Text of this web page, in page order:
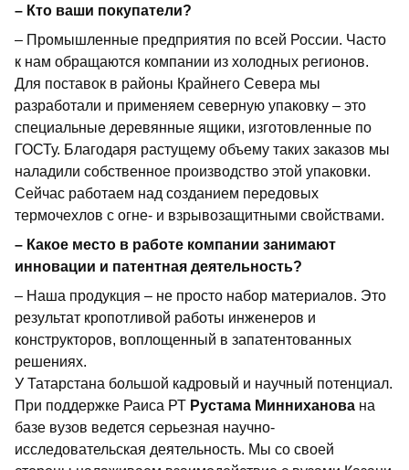
– Кто ваши покупатели?
– Промышленные предприятия по всей России. Часто
к нам обращаются компании из холодных регионов.
Для поставок в районы Крайнего Севера мы
разработали и применяем северную упаковку – это
специальные деревянные ящики, изготовленные по
ГОСТу. Благодаря растущему объему таких заказов мы
наладили собственное производство этой упаковки.
Сейчас работаем над созданием передовых
термочехлов с огне- и взрывозащитными свойствами.
– Какое место в работе компании занимают
инновации и патентная деятельность?
– Наша продукция – не просто набор материалов. Это
результат кропотливой работы инженеров и
конструкторов, воплощенный в запатентованных
решениях.
У Татарстана большой кадровый и научный потенциал.
При поддержке Раиса РТ Рустама Минниханова на
базе вузов ведется серьезная научно-
исследовательская деятельность. Мы со своей